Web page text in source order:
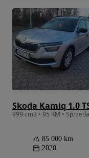
Skoda Kamiq 1.0
999 cm3 • 95 KM •
85 000 km
2020